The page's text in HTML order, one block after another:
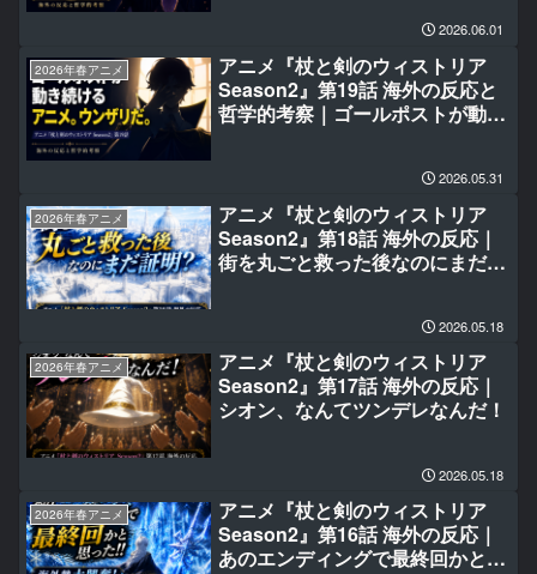
2026.06.01
2026年春アニメ
アニメ『杖と剣のウィストリア
Season2』第19話 海外の反応と
哲学的考察｜ゴールポストが動き
2026.05.31
2026年春アニメ
アニメ『杖と剣のウィストリア
Season2』第18話 海外の反応｜
街を丸ごと救った後なのにまだ証
2026.05.18
2026年春アニメ
アニメ『杖と剣のウィストリア
Season2』第17話 海外の反応｜
シオン、なんてツンデレなんだ！
2026.05.18
2026年春アニメ
アニメ『杖と剣のウィストリア
Season2』第16話 海外の反応｜
あのエンディングで最終回かと思